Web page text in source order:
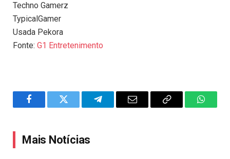
Techno Gamerz
TypicalGamer
Usada Pekora
Fonte: G1 Entretenimento
FacebookTwitter TelegramEmail
Copy
Mais Notícias